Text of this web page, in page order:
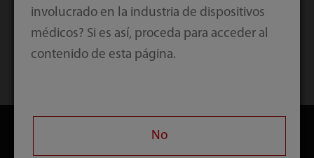
involucrado en la industria de dispositivos
médicos? Si es así, proceda para acceder al
contenido de esta página.
No